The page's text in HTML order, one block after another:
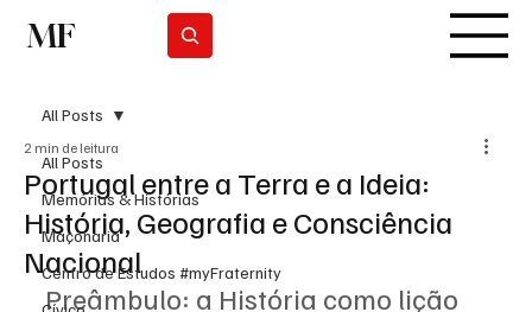
MF
All Posts
Memórias & Histórias
Maçonaria
Centro de Estudos #myFraternity
All Posts
Portugal entre a Terra e a Ideia:
História, Geografia e Consciência
Nacional
2 min de leitura
Preâmbulo: a História como lição